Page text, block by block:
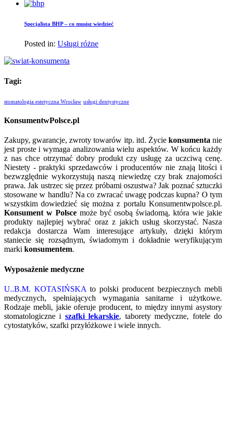
Specjalista BHP – co musisz wiedzieć
Posted in: Usługi różne
Tagi:
stomatologia estetyczna Wrocław usługi dentystyczne
KonsumentwPolsce.pl
Zakupy, gwarancje, zwroty towarów itp. itd. Życie konsumentanie
jest proste i wymaga analizowania wielu aspektów. W końcu każdy
z nas chce otrzymać dobry produkt czy usługę za uczciwą cenę.
Niestety - praktyki sprzedawców i producentów nie znają litości i
bezwzględnie wykorzystują naszą niewiedzę czy brak znajomości
prawa. Jak ustrzec się przez próbami oszustwa? Jak poznać sztuczki
stosowane w handlu? Na co zwracać uwagę podczas kupna? O tym
wszystkim dowiedzieć się można z portalu Konsumentwpolsce.pl.
Konsument w Polscemoże być osobą świadomą, która wie jakie
produkty najlepiej wybrać oraz z jakich usług skorzystać. Nasza
redakcja dostarcza Wam interesujące artykuły, dzięki którym
staniecie się rozsądnym, świadomym i dokładnie weryfikującym
marki konsumentem.
Wyposażenie medyczne
U..B.M. KOTASIŃSKA to polski producent bezpiecznych mebli
medycznych, spełniających wymagania sanitarne i użytkowe.
Rodzaje mebli, jakie oferuje producent, to między innymi asystory
stomatologiczne i szafki lekarskie, taborety medyczne, fotele do
cytostatyków, szafki przyłóżkowe i wiele innych.